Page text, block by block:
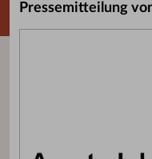
Pressemitteilung